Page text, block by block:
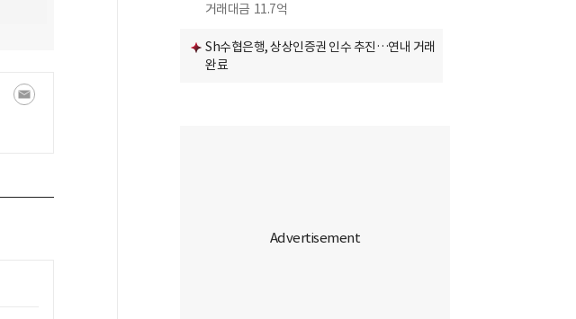
거래대금 11.7억
Sh수협은행, 상상인증권 인수 추진…연내 거래
완료